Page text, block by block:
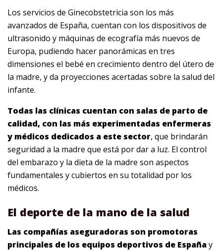
Los servicios de Ginecobstetricia son los más
avanzados de España, cuentan con los dispositivos de
ultrasonido y máquinas de ecografía más nuevos de
Europa, pudiendo hacer panorámicas en tres
dimensiones el bebé en crecimiento dentro del útero de
la madre, y da proyecciones acertadas sobre la salud del
infante.
Todas las clínicas cuentan con salas de parto de
calidad, con las más experimentadas enfermeras
y médicos dedicados a este sector, que brindarán
seguridad a la madre que está por dar a luz. El control
del embarazo y la dieta de la madre son aspectos
fundamentales y cubiertos en su totalidad por los
médicos.
El deporte de la mano de la salud
Las compañías aseguradoras son promotoras
principales de los equipos deportivos de Españay